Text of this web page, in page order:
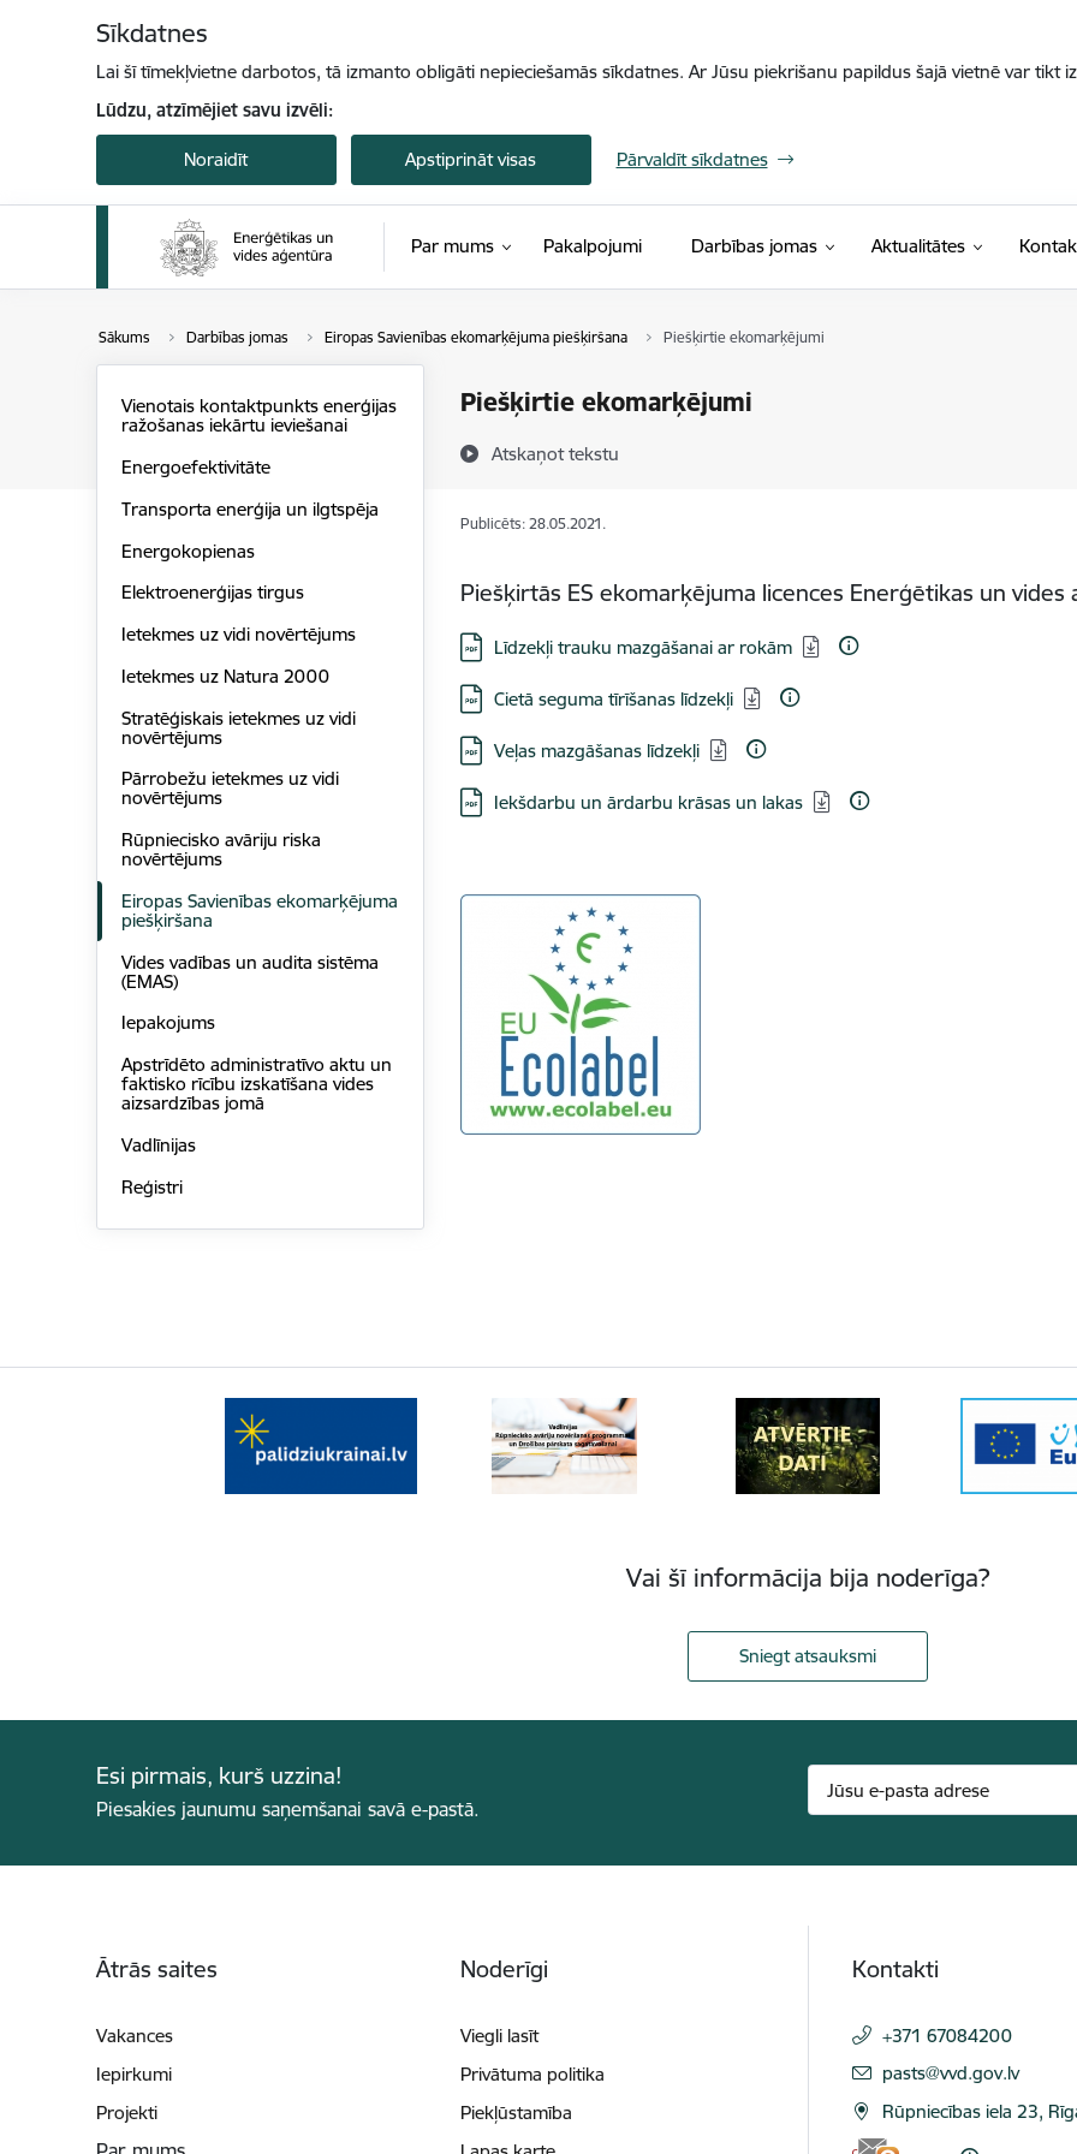
Sīkdatnes
Lai šī tīmekļvietne darbotos, tā izmanto obligāti nepieciešamās sīkdatnes. Ar Jūsu piekrišanu papildus šajā vietnē var tikt
Lūdzu, atzīmējiet savu izvēli:
Noraidīt Apstiprināt visas Pārvaldīt sīkdatnes
Par mums Pakalpojumi Darbības jomas Aktualitātes
Sākums Darbības jomas Eiropas Savienības ekomarķējuma piešķiršana Piešķirtie ekomarķējumi
Piešķirtie ekomarķējumi
Atskaņot tekstu
Vienotais kontaktpunkts enerģijas
ražošanas iekārtu ieviešanai
Energoefektivitāte
Transporta enerģija un ilgtspēja
Energokopienas
Elektroenerģijas tirgus
Ietekmes uz vidi novērtējums
Ietekmes uz Natura 2000
Stratēģiskais ietekmes uz vidi
novērtējums
Pārrobežu ietekmes uz vidi
novērtējums
Rūpniecisko avāriju riska
novērtējums
Eiropas Savienības ekomarķējuma
piešķiršana
Vides vadības un audita sistēma
(EMAS)
Iepakojums
Apstrīdēto administratīvo aktu un
faktisko rīcību izskatīšana vides
aizsardzības jomā
Vadlīnijas
Reģistri
Publicēts: 28.05.2021.
Piešķirtās ES ekomarķējuma licences Enerģētikas un vides
Lejupielādēt:
Līdzekļi trauku mazgāšanai ar rokām
Lejupielādēt:
Cietā seguma tīrīšanas līdzekļi
Lejupielādēt:
Veļas mazgāšanas līdzekļi
Lejupielādēt:
Iekšdarbu un ārdarbu krāsas un lakas
Vai šī informācija bija noderīga?
Sniegt atsauksmi
Esi pirmais, kurš uzzina!
Piesakies jaunumu saņemšanai savā e-pastā.
Ātrās saites
Vakances
Iepirkumi
Projekti
Noderīgi
Viegli lasīt
Privātuma politika
Piekļūstamība
Kontakti
+371 67084200
E-pasts:
pasts@vvd.gov.lv
Rūpniecības iela 23,